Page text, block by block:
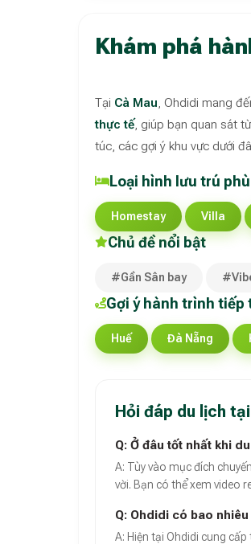
Khám phá
Tại Cà Mau, Ohdidi mang
thực tế, giúp bạn quan sát
túc, các gợi ý khu vực dưới
Loại hình lưu trú
Homestay Villa
Chủ đề nổi bật
#Gần Sân bay
Gợi ý hành trình tiếp
Huế Đà Nẵng
Hỏi đáp du lịch
Q: Ở đâu tốt nhất khi
A: Tùy vào mục đích
vời. Bạn có thể xem video
Q: Ohdidi có bao
A: Hiện tại Ohdidi cung